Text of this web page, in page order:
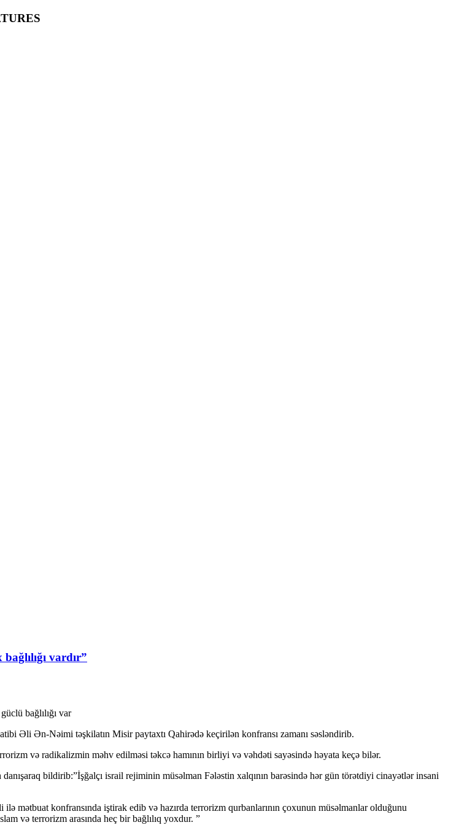
vardır”
bağlılığı var
Əli Ən-Nəimi təşkilatın Misir paytaxtı Qahirədə keçirilən konfransı zamanı səsləndirib.
və radikalizmin məhv edilməsi təkcə hamının birliyi və vəhdəti sayəsində həyata keçə bilər.
bildirib:”İşğalçı israil rejiminin müsəlman Fələstin xalqının barəsində hər gün törətdiyi cinayətlər insani
mətbuat konfransında iştirak edib və hazırda terrorizm qurbanlarının çoxunun müsəlmanlar olduğunu
və terrorizm arasında heç bir bağlılıq yoxdur. ”